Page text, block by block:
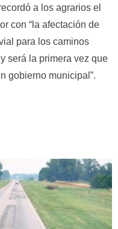
a los agrarios el
con “la afectación de
para los caminos
será la primera vez que
gobierno municipal”.